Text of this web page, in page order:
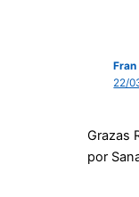
Fran
22/
Grazas
por